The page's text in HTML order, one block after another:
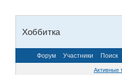
Хоббитка
Форум Участники Поиск
Активные